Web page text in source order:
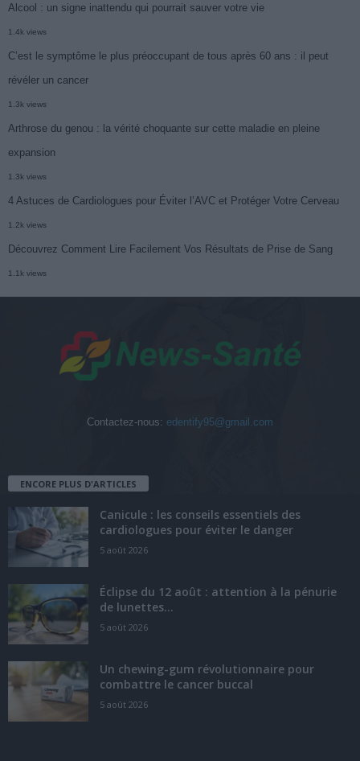
Alcool : un signe inattendu qui pourrait sauver votre vie
1.4k views
C’est le symptôme le plus préoccupant de tous après 60 ans : il peut
révéler un cancer
1.3k views
Arthrose du genou : la vérité choquante sur cette maladie en pleine
expansion
1.3k views
4 Astuces de Cardiologues pour Éviter l’AVC et Protéger Votre Cerveau
1.2k views
Découvrez Comment Lire Facilement Vos Résultats de Prise de Sang
1.1k views
Contactez-nous: edentify95@gmail.com
ENCORE PLUS D'ARTICLES
Canicule : les conseils essentiels des
cardiologues pour éviter le danger
5 août 2026
Éclipse du 12 août : attention à la pénurie
de lunettes...
5 août 2026
Un chewing-gum révolutionnaire pour
combattre le cancer buccal
5 août 2026